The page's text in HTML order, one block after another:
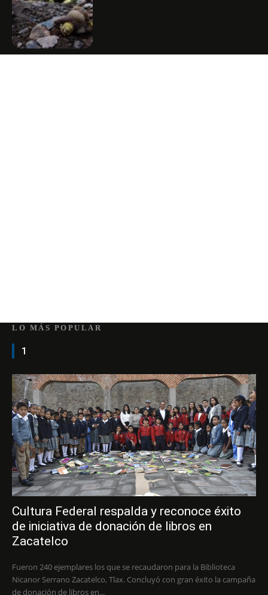
LO MÁS POPULAR
1
Cultura Federal respalda y reconoce éxito
de iniciativa de donación de libros en
Zacatelco
Fueron 240 ejemplares los que se recaudaron para la Biblioteca
Nicanor Serrano Zacatelco, Tlax. Concluyó con gran éxito la campaña
de donación de libros en...